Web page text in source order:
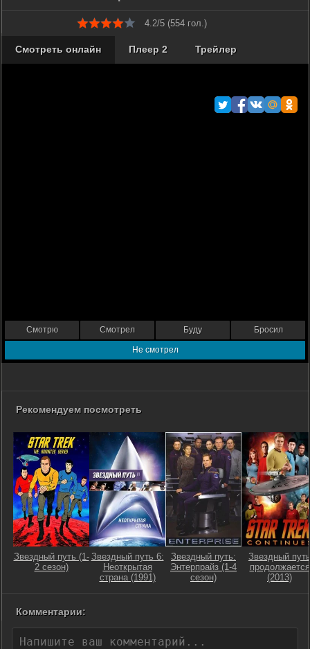
4.2/5 (554гол.)
Смотреть онлайн Плеер 2 Трейлер
Смотрю Смотрел Буду Бросил
Не смотрел
Рекомендуем посмотреть
Звездный путь (1-
2 сезон)
Звездный путь 6:
Неоткрытая
страна (1991)
Звездный путь:
Энтерпрайз (1-4
сезон)
Звездный путь
продолжается
(2013)
Комментарии: